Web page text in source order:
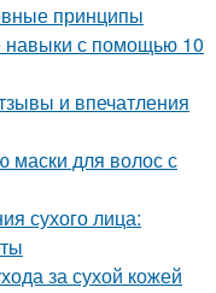
принципы
навыки с помощью 10
и впечатления
для волос с
сухого лица:
за сухой кожей